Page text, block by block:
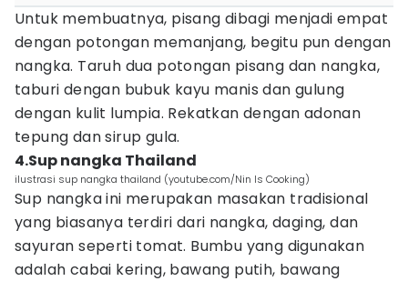
Untuk membuatnya, pisang dibagi menjadi empat
dengan potongan memanjang, begitu pun dengan
nangka. Taruh dua potongan pisang dan nangka,
taburi dengan bubuk kayu manis dan gulung
dengan kulit lumpia. Rekatkan dengan adonan
tepung dan sirup gula.
4.Sup nangka Thailand
ilustrasi sup nangka thailand (youtube.com/Nin Is Cooking)
Sup nangka ini merupakan masakan tradisional
yang biasanya terdiri dari nangka, daging, dan
sayuran seperti tomat. Bumbu yang digunakan
adalah cabai kering, bawang putih, bawang